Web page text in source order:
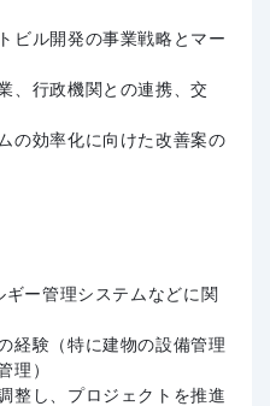
ビル開発の事業戦略とマー
、行政機関との連携、交
の効率化に向けた改善案の
ギー管理システムなどに関
経験（特に建物の設備管理
理）
整し、プロジェクトを推進